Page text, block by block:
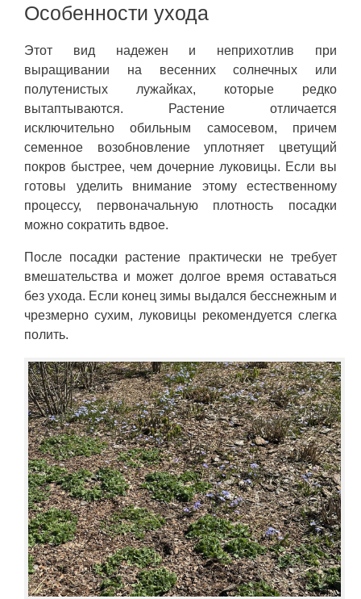
Особенности ухода
Этот вид надежен и неприхотлив при
выращивании на весенних солнечных или
полутенистых лужайках, которые редко
вытаптываются. Растение отличается
исключительно обильным самосевом, причем
семенное возобновление уплотняет цветущий
покров быстрее, чем дочерние луковицы. Если вы
готовы уделить внимание этому естественному
процессу, первоначальную плотность посадки
можно сократить вдвое.
После посадки растение практически не требует
вмешательства и может долгое время оставаться
без ухода. Если конец зимы выдался бесснежным и
чрезмерно сухим, луковицы рекомендуется слегка
полить.